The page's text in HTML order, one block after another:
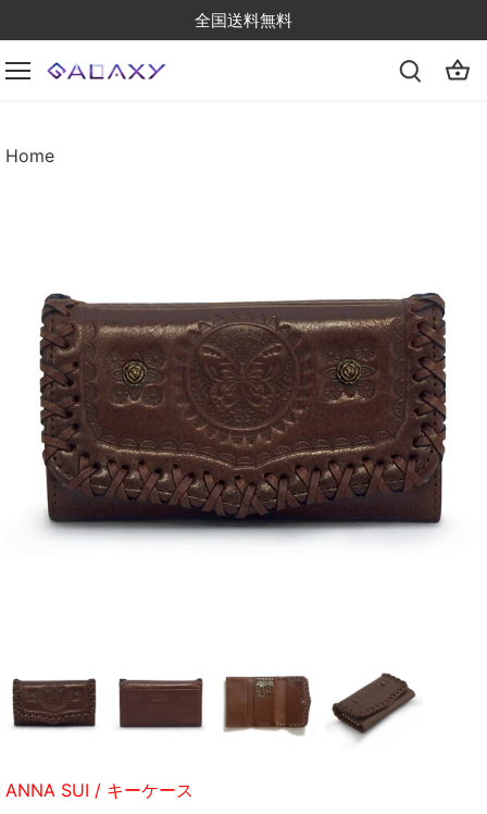
to
content
全国送料無料
Home
ANNA SUI / キーケース